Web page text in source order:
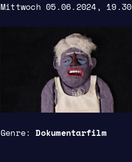
Mittwoch 05.06.2024, 19.30
Genre Dokumentarfilm